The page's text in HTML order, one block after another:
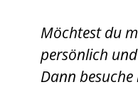
Möchtest du
persönlich
Dann